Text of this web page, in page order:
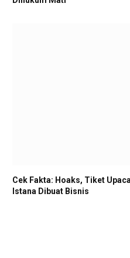
Cek Fakta: Hoaks, Tiket
Istana Dibuat Bisnis